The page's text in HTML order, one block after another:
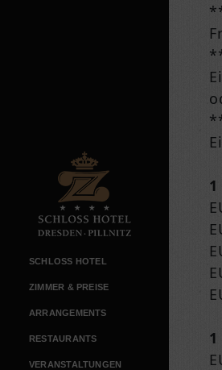
SCHLOSS HOTEL
ZIMMER & PREISE
ARRANGEMENTS
RESTAURANTS
VERANSTALTUNGEN